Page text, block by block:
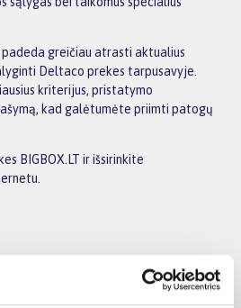
greičiau atrasti aktualius
Deltaco prekes tarpusavyje.
kriterijus, pristatymo
kad galėtumėte priimti patogų
BIGBOX.LT ir išsirinkite
apie prekes